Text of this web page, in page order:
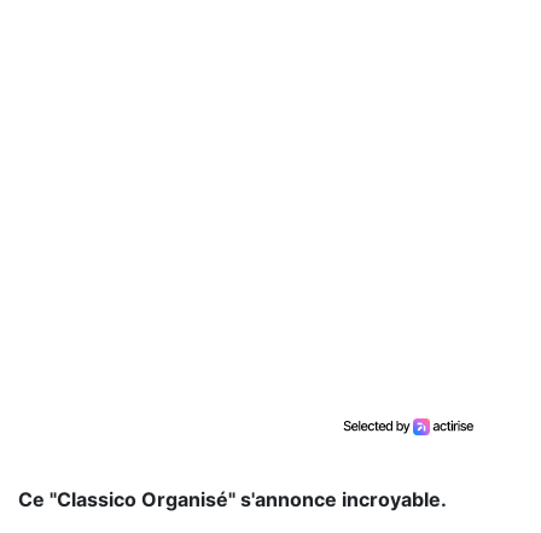
Ce "Classico Organisé" s'annonce incroyable.